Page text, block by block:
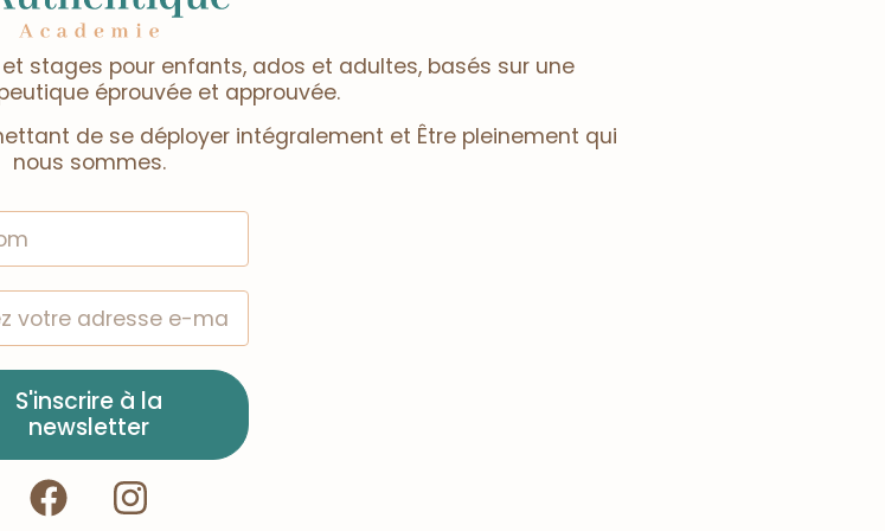
stages pour enfants, ados et adultes, basés sur une
éprouvée et approuvée.
de se déployer intégralement et Être pleinement qui
nous sommes.
S'inscrire à la
newsletter